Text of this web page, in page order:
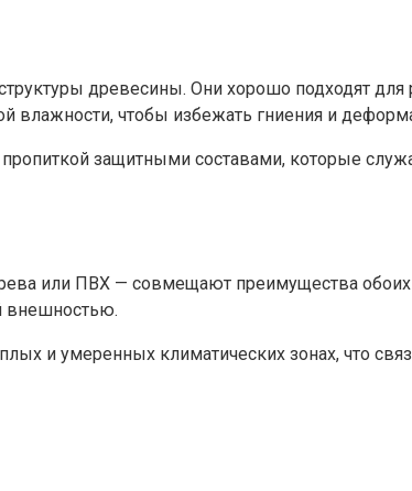
древесины. Они хорошо подходят
влажности, чтобы избежать гниения и
защитными составами, которые
или ПВХ — совмещают преимущества
внешностью.
и умеренных климатических зонах, что